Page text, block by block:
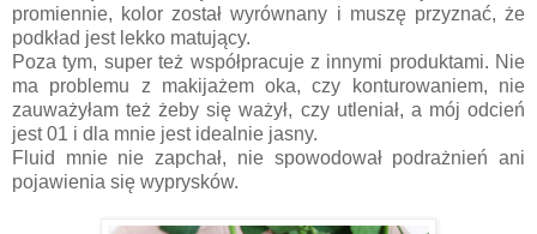
promiennie, kolor został wyrównany i muszę przyznać, że
podkład jest lekko matujący.
Poza tym, super też współpracuje z innymi produktami. Nie
ma problemu z makijażem oka, czy konturowaniem, nie
zauważyłam też żeby się ważył, czy utleniał, a mój odcień
jest 01 i dla mnie jest idealnie jasny.
Fluid mnie nie zapchał, nie spowodował podrażnień ani
pojawienia się wyprysków.